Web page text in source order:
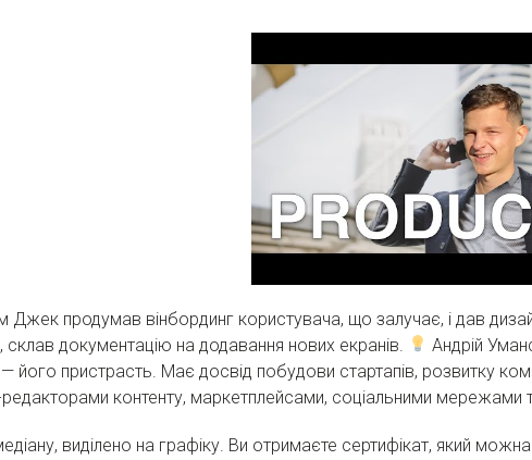
продумав вінбординг користувача, що залучає, і дав
склав документацію на додавання нових екранів.
Андрій
його пристрасть. Має досвід побудови стартапів, розвитку
контенту, маркетплейсами, соціальними мережами
виділено на графіку. Ви отримаєте сертифікат, який